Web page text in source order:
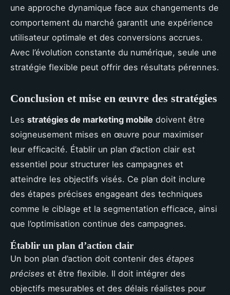
une approche dynamique face aux changements de
comportement du marché garantit une expérience
utilisateur optimale et des conversions accrues.
Avec l’évolution constante du numérique, seule une
stratégie flexible peut offrir des résultats pérennes.
Conclusion et mise en œuvre des stratégies
Les stratégies de marketing mobile doivent être
soigneusement mises en œuvre pour maximiser
leur efficacité. Établir un plan d’action clair est
essentiel pour structurer les campagnes et
atteindre les objectifs visés. Ce plan doit inclure
des étapes précises engageant des techniques
comme le ciblage et la segmentation efficace, ainsi
que l’optimisation continue des campagnes.
Établir un plan d’action clair
Un bon plan d’action doit contenir des étapes
précises et être flexible. Il doit intégrer des
objectifs mesurables et des délais réalistes pour